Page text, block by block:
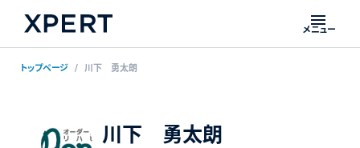
メニュー
トップページ 川下 勇太朗
川下 勇太朗